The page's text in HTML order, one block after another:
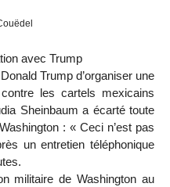
avec Trump
Trump d’organiser une
les cartels mexicains
Sheinbaum a écarté toute
: « Ceci n’est pas
un entretien téléphonique
militaire de Washington au